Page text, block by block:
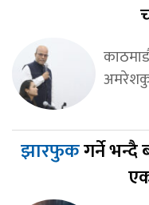
झारफुकगर्ने